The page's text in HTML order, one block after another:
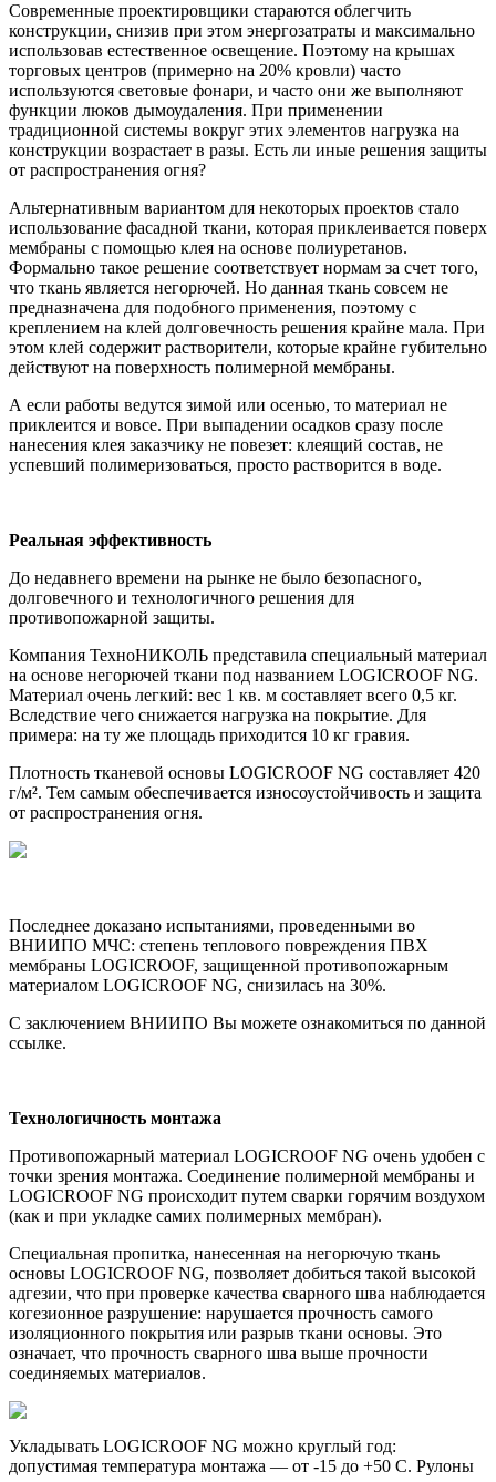
Современные проектировщики стараются облегчить
конструкции, снизив при этом энергозатраты и максимально
использовав естественное освещение. Поэтому на крышах
торговых центров (примерно на 20% кровли) часто
используются световые фонари, и часто они же выполняют
функции люков дымоудаления. При применении
традиционной системы вокруг этих элементов нагрузка на
конструкции возрастает в разы. Есть ли иные решения защиты
от распространения огня?
Альтернативным вариантом для некоторых проектов стало
использование фасадной ткани, которая приклеивается поверх
мембраны с помощью клея на основе полиуретанов.
Формально такое решение соответствует нормам за счет того,
что ткань является негорючей. Но данная ткань совсем не
предназначена для подобного применения, поэтому с
креплением на клей долговечность решения крайне мала. При
этом клей содержит растворители, которые крайне губительно
действуют на поверхность полимерной мембраны.
А если работы ведутся зимой или осенью, то материал не
приклеится и вовсе. При выпадении осадков сразу после
нанесения клея заказчику не повезет: клеящий состав, не
успевший полимеризоваться, просто растворится в воде.
Реальная эффективность
До недавнего времени на рынке не было безопасного,
долговечного и технологичного решения для
противопожарной защиты.
Компания ТехноНИКОЛЬ представила специальный материал
на основе негорючей ткани под названием LOGICROOF NG.
Материал очень легкий: вес 1 кв. м составляет всего 0,5 кг.
Вследствие чего снижается нагрузка на покрытие. Для
примера: на ту же площадь приходится 10 кг гравия.
Плотность тканевой основы LOGICROOF NG составляет 420
г/м². Тем самым обеспечивается износоустойчивость и защита
от распространения огня.
Последнее доказано испытаниями, проведенными во
ВНИИПО МЧС: степень теплового повреждения ПВХ
мембраны LOGICROOF, защищенной противопожарным
материалом LOGICROOF NG, снизилась на 30%.
С заключением ВНИИПО Вы можете ознакомиться по данной
ссылке.
Технологичность монтажа
Противопожарный материал LOGICROOF NG очень удобен с
точки зрения монтажа. Соединение полимерной мембраны и
LOGICROOF NG происходит путем сварки горячим воздухом
(как и при укладке самих полимерных мембран).
Специальная пропитка, нанесенная на негорючую ткань
основы LOGICROOF NG, позволяет добиться такой высокой
адгезии, что при проверке качества сварного шва наблюдается
когезионное разрушение: нарушается прочность самого
изоляционного покрытия или разрыв ткани основы. Это
означает, что прочность сварного шва выше прочности
соединяемых материалов.
Укладывать LOGICROOF NG можно круглый год:
допустимая температура монтажа — от -15 до +50 С. Рулоны